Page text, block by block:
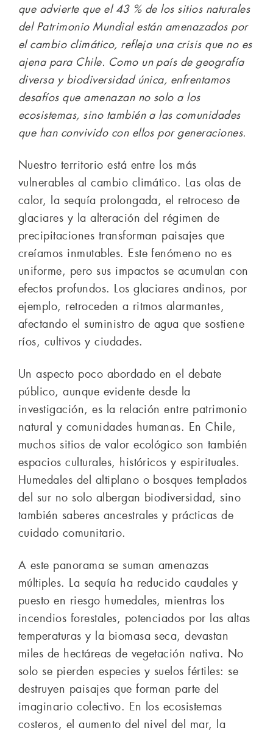
que advierte que el 43 % de los sitios naturales
del Patrimonio Mundial están amenazados por
el cambio climático, refleja una crisis que no es
ajena para Chile. Como un país de geografía
diversa y biodiversidad única, enfrentamos
desafíos que amenazan no solo a los
ecosistemas, sino también a las comunidades
que han convivido con ellos por generaciones.
Nuestro territorio está entre los más
vulnerables al cambio climático. Las olas de
calor, la sequía prolongada, el retroceso de
glaciares y la alteración del régimen de
precipitaciones transforman paisajes que
creíamos inmutables. Este fenómeno no es
uniforme, pero sus impactos se acumulan con
efectos profundos. Los glaciares andinos, por
ejemplo, retroceden a ritmos alarmantes,
afectando el suministro de agua que sostiene
ríos, cultivos y ciudades.
Un aspecto poco abordado en el debate
público, aunque evidente desde la
investigación, es la relación entre patrimonio
natural y comunidades humanas. En Chile,
muchos sitios de valor ecológico son también
espacios culturales, históricos y espirituales.
Humedales del altiplano o bosques templados
del sur no solo albergan biodiversidad, sino
también saberes ancestrales y prácticas de
cuidado comunitario.
A este panorama se suman amenazas
múltiples. La sequía ha reducido caudales y
puesto en riesgo humedales, mientras los
incendios forestales, potenciados por las altas
temperaturas y la biomasa seca, devastan
miles de hectáreas de vegetación nativa. No
solo se pierden especies y suelos fértiles: se
destruyen paisajes que forman parte del
imaginario colectivo. En los ecosistemas
costeros, el aumento del nivel del mar, la